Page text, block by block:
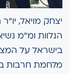
יצחק מויאל,
הנלוות ומ"מ
בישראל על
מלחמת חרבות